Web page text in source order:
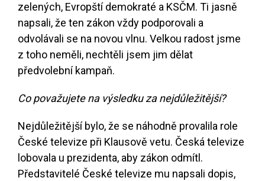
zelených, Evropští demokraté a KSČM. Ti jasně
napsali, že ten zákon vždy podporovali a
odvolávali se na novou vlnu. Velkou radost jsme
z toho neměli, nechtěli jsem jim dělat
předvolební kampaň.
Co považujete na výsledku za nejdůležitější?
Nejdůležitější bylo, že se náhodně provalila role
České televize při Klausově vetu. Česká televize
lobovala u prezidenta, aby zákon odmítl.
Představitelé České televize mu napsali dopis,